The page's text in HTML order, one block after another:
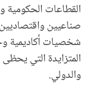
القطاعات الحكومية
صناعيين
شخصيات أكاديمية
المتزايدة التي
والدولي.